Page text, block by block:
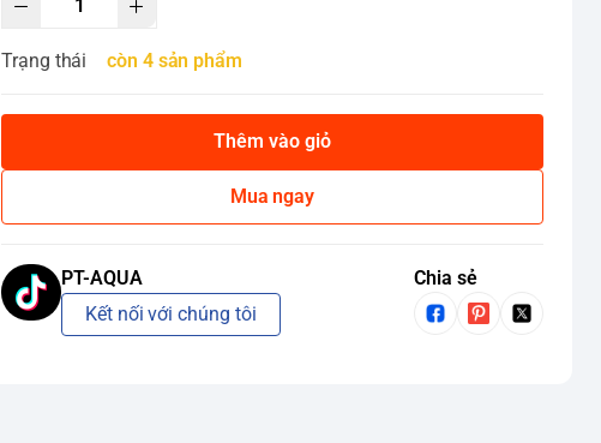
Trạng thái còn 4 sản phẩm
Thêm vào giỏ
Mua ngay
PT-AQUA
Kết nối với chúng tôi
Chia sẻ